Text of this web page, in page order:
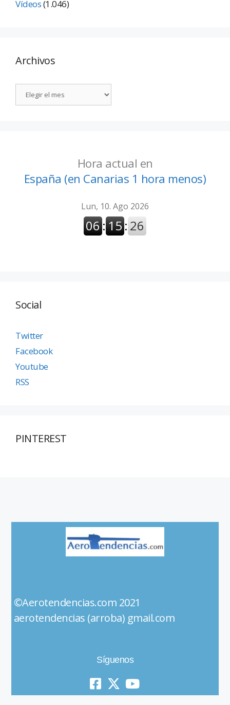
Vídeos(1.046)
Archivos
Hora actual en
España (en Canarias 1 hora menos)
Social
Twitter
Facebook
Youtube
RSS
PINTEREST
©Aerotendencias.com 2021
aerotendencias (arroba) gmail.com
Síguenos